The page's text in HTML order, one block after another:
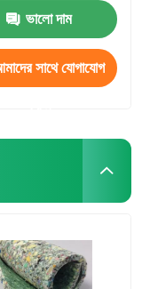
ভালো দাম
সাথে যোগাযোগ